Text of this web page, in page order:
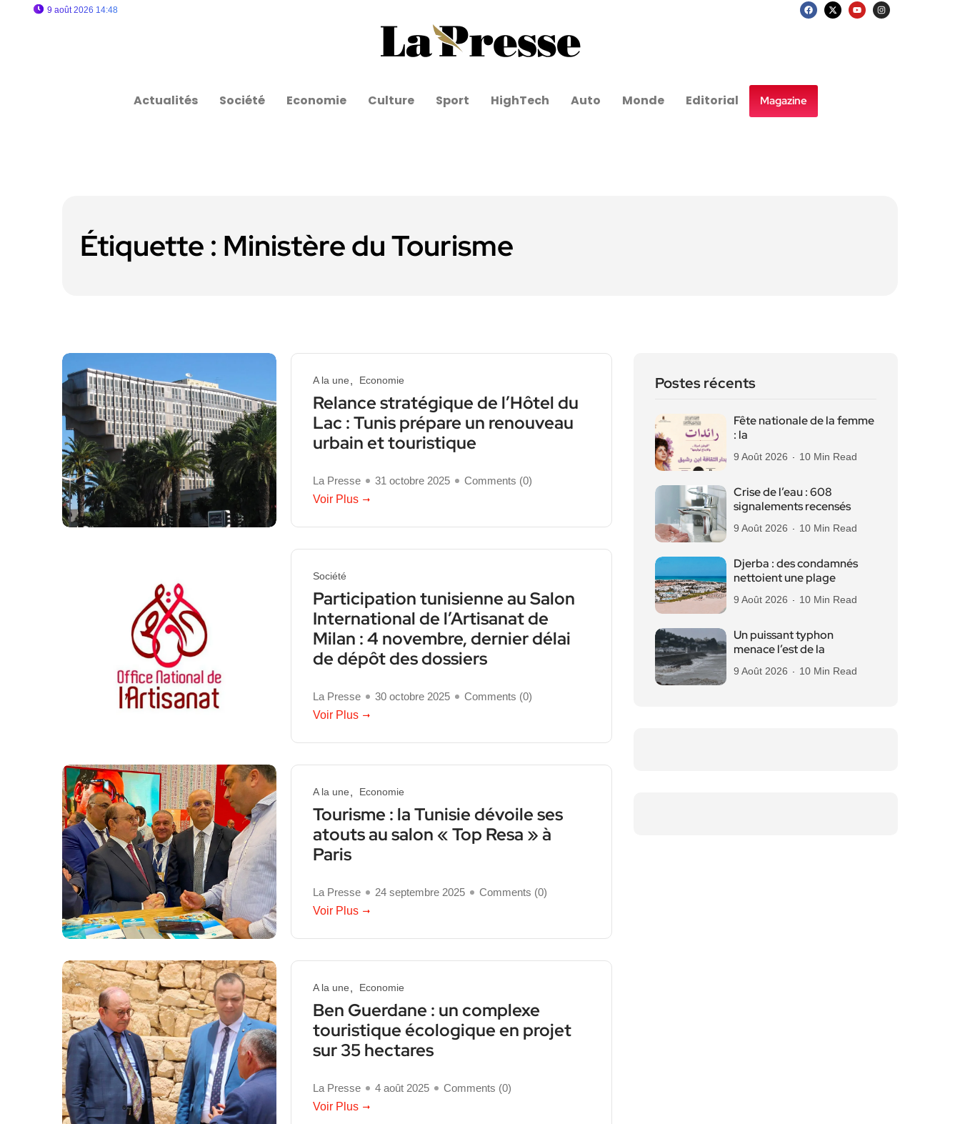
9 août 2026 14:48
Actualités Société Economie Culture Sport HighTech Auto Monde Editorial Magazine
Étiquette : Ministère du Tourisme
A la une Economie
Relance stratégique de l’Hôtel du
Lac : Tunis prépare un renouveau
urbain et touristique
La Presse 31 octobre 2025 Comments (0)
Voir Plus
Société
Participation tunisienne au Salon
International de l’Artisanat de
Milan : 4 novembre, dernier délai
de dépôt des dossiers
La Presse 30 octobre 2025 Comments (0)
Voir Plus
A la une Economie
Tourisme : la Tunisie dévoile ses
atouts au salon « Top Resa » à
Paris
La Presse 24 septembre 2025 Comments (0)
Voir Plus
A la une Economie
Ben Guerdane : un complexe
touristique écologique en projet
sur 35 hectares
La Presse 4 août 2025 Comments (0)
Voir Plus
Postes récents
Fête nationale de la femme
: la
9 Août 2026 10 Min Read
Crise de l’eau : 608
signalements recensés
9 Août 2026 10 Min Read
Djerba : des condamnés
nettoient une plage
9 Août 2026 10 Min Read
Un puissant typhon
menace l’est de la
9 Août 2026 10 Min Read